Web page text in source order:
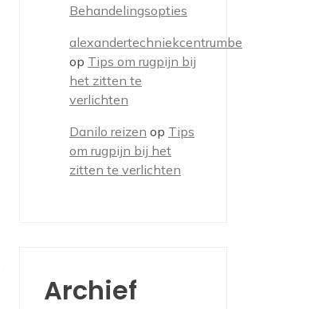
Behandelingsopties
alexandertechniekcentrumbe
op Tips om rugpijn bij
het zitten te
verlichten
Danilo reizen op Tips
om rugpijn bij het
zitten te verlichten
Archief